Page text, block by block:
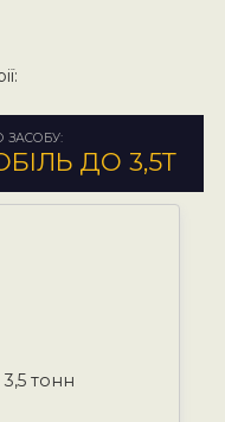
ЗАСОБУ:
ДО 3,5Т
3,5 тонн